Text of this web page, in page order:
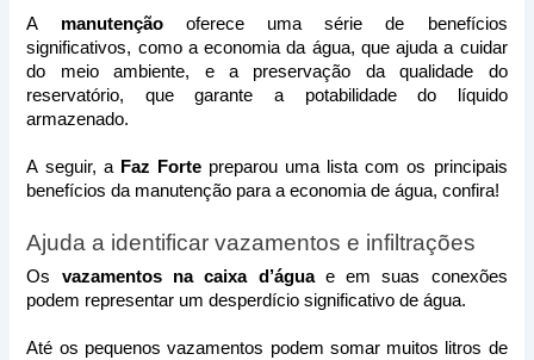
A manutenção oferece uma série de benefícios
significativos, como a economia da água, que ajuda a cuidar
do meio ambiente, e a preservação da qualidade do
reservatório, que garante a potabilidade do líquido
armazenado.
A seguir, a Faz Forte preparou uma lista com os principais
benefícios da manutenção para a economia de água, confira!
Ajuda a identificar vazamentos e infiltrações
Os vazamentos na caixa d’água e em suas conexões
podem representar um desperdício significativo de água.
Até os pequenos vazamentos podem somar muitos litros de